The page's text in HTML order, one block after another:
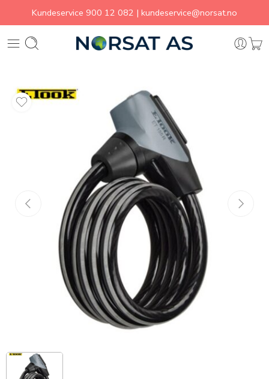
Kundeservice 900 12 082 | kundeservice@norsat.no